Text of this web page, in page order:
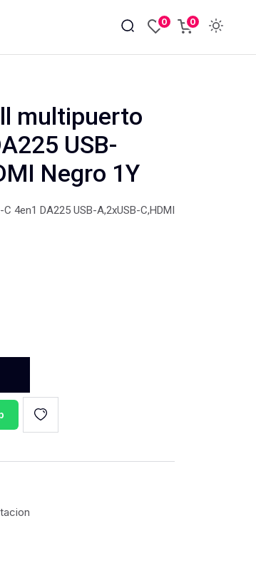
0 0
multipuerto
USB-
Negro 1Y
4en1 DA225 USB-A,2xUSB-C,HDMI